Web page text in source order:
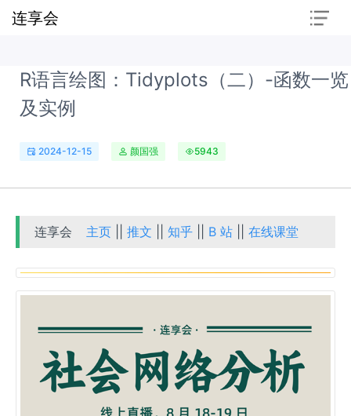
连享会
R语言绘图：Tidyplots（二）-函数一览
及实例
2024-12-15 颜国强 5943
连享会 主页 ||推文 ||知乎 B 站 ||在线课堂